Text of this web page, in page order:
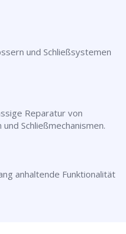
und Schließsystemen
Reparatur von
Schließmechanismen.
anhaltende Funktionalität